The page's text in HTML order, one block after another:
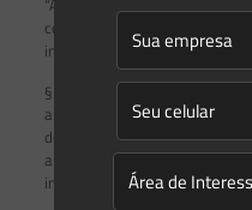
“Art. 113. O autuado poderá
contado da data da ciência da
infração, observado o disposto
§ 1º Na hipótese de
ambiental, por não
de interesse em conciliar, a
apresentação de defesa de
integralmente.